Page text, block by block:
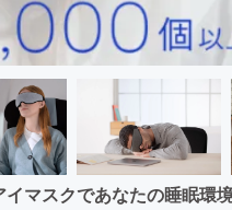
マスクであなたの睡眠環